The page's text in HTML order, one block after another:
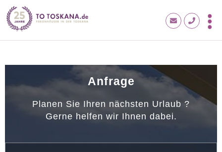
Anfrage
Planen Sie Ihren nächsten Urlaub ?
Gerne helfen wir Ihnen dabei.